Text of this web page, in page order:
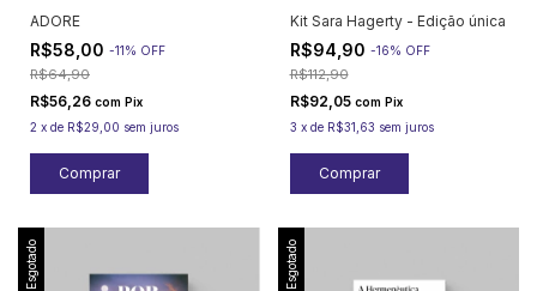
ADORE
R$58,00 -11% OFF
R$64,90
R$56,26 com Pix
2 x de R$29,00 sem juros
Kit Sara Hagerty - Edição única
R$94,90 -16% OFF
R$112,90
R$92,05 com Pix
3 x de R$31,63 sem juros
Esgotado Esgotado